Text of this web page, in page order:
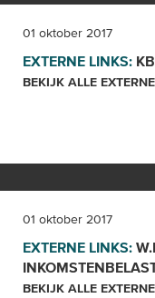
01 oktober 2017
EXTERNE LINKS:
BEKIJK ALLE
01 oktober 2017
EXTERNE LINKS:
BEKIJK ALLE